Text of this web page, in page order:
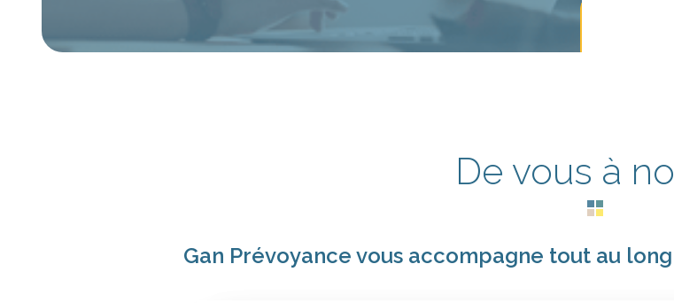
De vous à
Gan Prévoyance vous accompagne tout au